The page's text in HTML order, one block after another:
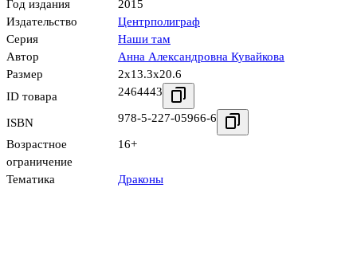
Год издания
2015
Издательство
Центрполиграф
Серия
Наши там
Автор
Анна Александровна Кувайкова
Размер
2x13.3x20.6
ID товара
2464443
ISBN 978-5-227-05966-6
Возрастное
ограничение
16+
Тематика Драконы